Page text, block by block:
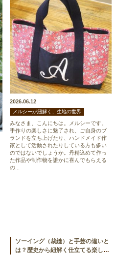
2026.06.12
メルシーが紐解く、生地の世界
みなさま、こんにちは。メルシーです。
手作りの楽しさに魅了され、ご自身のブ
ランドを立ち上げたり、ハンドメイド作
家として活動されたりしている方も多い
のではないでしょうか。丹精込めて作っ
た作品や制作物を誰かに喜んでもらえる
の...
ソーイング（裁縫）と手芸の違いと
は？歴史から紐解く仕立てる楽しみ